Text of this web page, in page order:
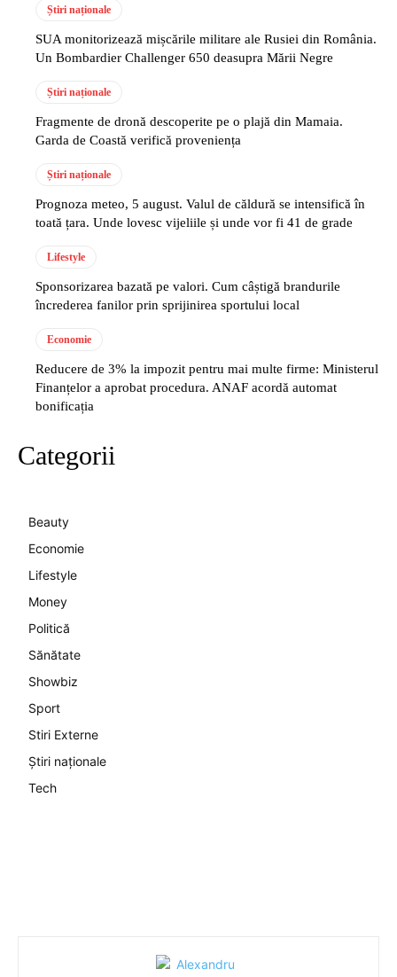
Știri naționale
SUA monitorizează mișcările militare ale Rusiei din România.
Un Bombardier Challenger 650 deasupra Mării Negre
Știri naționale
Fragmente de dronă descoperite pe o plajă din Mamaia.
Garda de Coastă verifică proveniența
Știri naționale
Prognoza meteo, 5 august. Valul de căldură se intensifică în
toată țara. Unde lovesc vijeliile și unde vor fi 41 de grade
Lifestyle
Sponsorizarea bazată pe valori. Cum câștigă brandurile
încrederea fanilor prin sprijinirea sportului local
Economie
Reducere de 3% la impozit pentru mai multe firme: Ministerul
Finanțelor a aprobat procedura. ANAF acordă automat
bonificația
Categorii
Beauty
Economie
Lifestyle
Money
Politică
Sănătate
Showbiz
Sport
Stiri Externe
Știri naționale
Tech